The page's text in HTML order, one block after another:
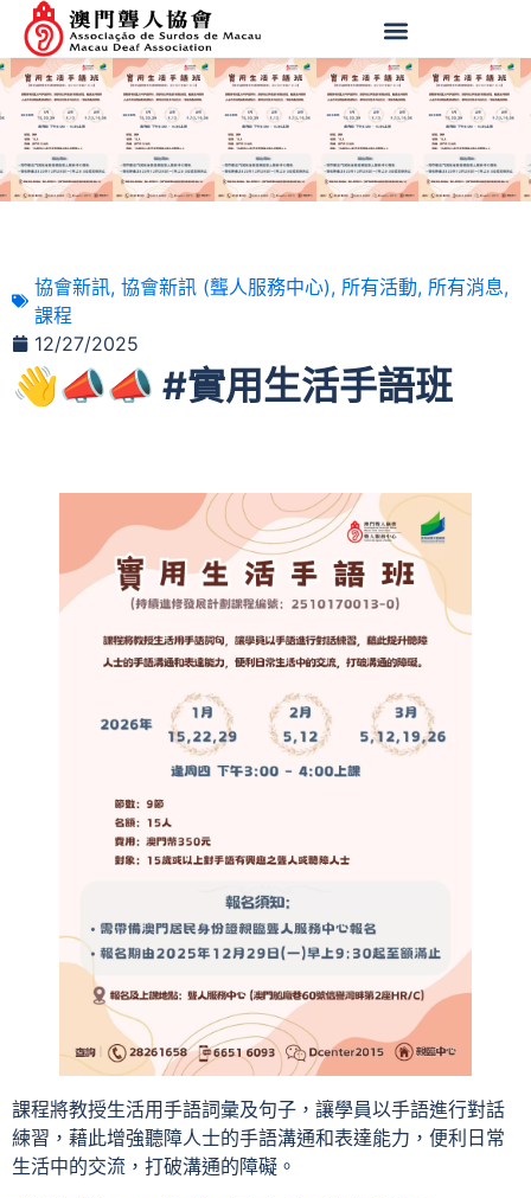
協會新訊, 協會新訊 (聾人服務中心), 所有活動, 所有消息,
課程
12/27/2025
👋📣📣 #實用生活手語班
課程將教授生活用手語詞彙及句子，讓學員以手語進行對話
練習，藉此增強聽障人士的手語溝通和表達能力，便利日常
生活中的交流，打破溝通的障礙。